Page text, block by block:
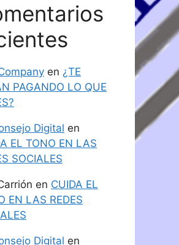
en ¿TE
PAGANDO LO QUE
Digital en
EL TONO EN LAS
SOCIALES
en CUIDA EL
EN LAS REDES
Digital en